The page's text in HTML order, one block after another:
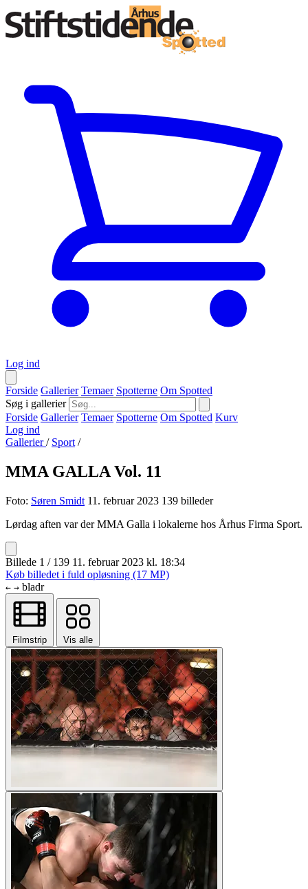
Log ind
Forside Gallerier Temaer Spotterne Om Spotted
Søg i gallerier
Forside Gallerier Temaer Spotterne Om Spotted Kurv
Log ind
Gallerier/ Sport /
MMA GALLA Vol. 11
Foto: Søren Smidt 11. februar 2023 139 billeder
Lørdag aften var der MMA Galla i lokalerne hos Århus Firma Sport.
Billede 1 / 139 11. februar 2023 kl. 18:34
Køb billedet i fuld opløsning (17 MP)
← → bladr
Filmstrip Vis alle